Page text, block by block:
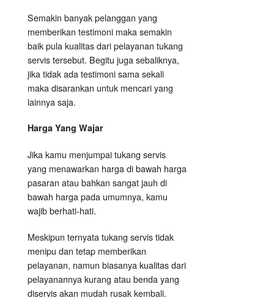
Semakin banyak pelanggan yang
memberikan testimoni maka semakin
baik pula kualitas dari pelayanan tukang
servis tersebut. Begitu juga sebaliknya,
jika tidak ada testimoni sama sekali
maka disarankan untuk mencari yang
lainnya saja.
Harga Yang Wajar
Jika kamu menjumpai tukang servis
yang menawarkan harga di bawah harga
pasaran atau bahkan sangat jauh di
bawah harga pada umumnya, kamu
wajib berhati-hati.
Meskipun ternyata tukang servis tidak
menipu dan tetap memberikan
pelayanan, namun biasanya kualitas dari
pelayanannya kurang atau benda yang
diservis akan mudah rusak kembali.